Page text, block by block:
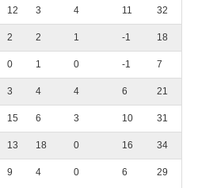
12 3 4 11 32
2 2 1 -1 18
0 1 0 -1 7
3 4 4 6 21
15 6 3 10 31
13 18 0 16 34
9 4 0 6 29